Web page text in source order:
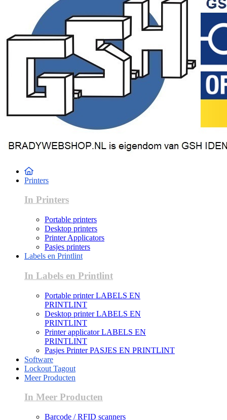
Printers
In Printers
Portable printers
Desktop printers
Printer Applicators
Pasjes printers
Labels en Printlint
In Labels en Printlint
Portable printer LABELS EN
PRINTLINT
Desktop printer LABELS EN
PRINTLINT
Printer applicator LABELS EN
PRINTLINT
Pasjes Printer PASJES EN PRINTLINT
Software
Lockout Tagout
Meer Producten
In Meer Producten
Barcode / RFID scanners